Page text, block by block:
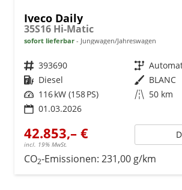
Iveco Daily
35S16 Hi-Matic
sofort lieferbar Jungwagen/Jahreswagen
Fahrzeugnr. 393690 Getriebe
Kraftstoff Diesel Außenfarbe BLANC
Leistung 116 kW (158 PS) Kilometerstand 50 km
01.03.2026
42.853,– €
incl. 19% MwSt.
CO2-Emissionen: 231,00 g/km